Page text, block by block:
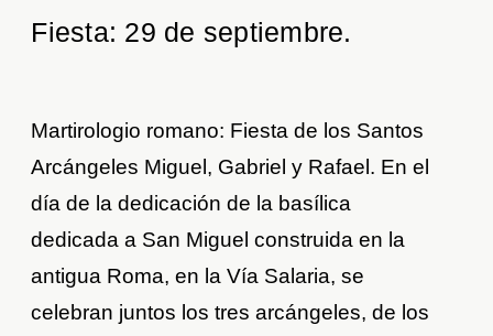
Fiesta: 29 de septiembre.
Martirologio romano: Fiesta de los Santos
Arcángeles Miguel, Gabriel y Rafael. En el
día de la dedicación de la basílica
dedicada a San Miguel construida en la
antigua Roma, en la Vía Salaria, se
celebran juntos los tres arcángeles, de los